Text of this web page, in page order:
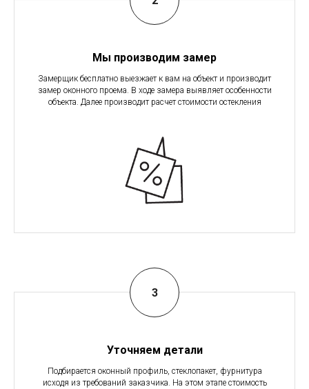
Мы производим замер
Замерщик бесплатно выезжает к вам на объект и производит
замер оконного проема. В ходе замера выявляет особенности
объекта. Далее производит расчет стоимости остекления
Уточняем детали
Подбирается оконный профиль, стеклопакет, фурнитура
исходя из требований заказчика. На этом этапе стоимость